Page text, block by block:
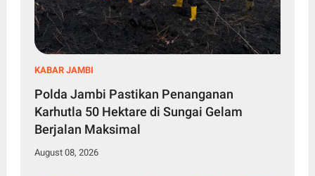
KABAR JAMBI
Polda Jambi Pastikan Penanganan
Karhutla 50 Hektare di Sungai Gelam
Berjalan Maksimal
August 08, 2026